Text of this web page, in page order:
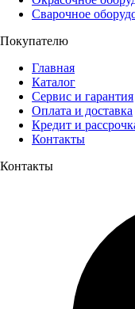
Сварочное
Покупателю
Главная
Каталог
Сервис и гарантия
Оплата и доставка
Кредит и
Контакты
Контакты